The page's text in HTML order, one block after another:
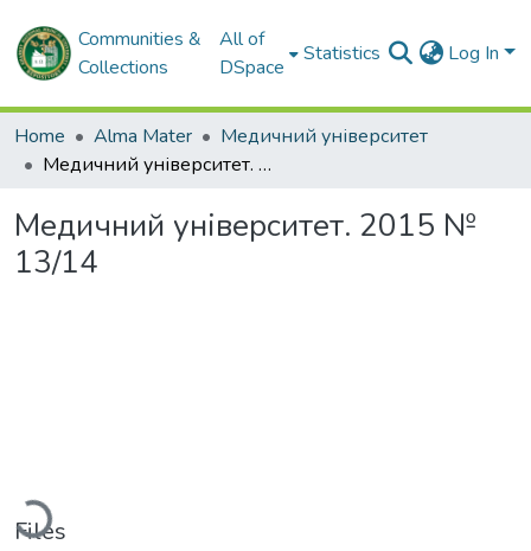
Communities &
Collections
All of
DSpace
Statistics Log In
Home Alma Mater
Медичний університет
Медичний університет. 2015 № 13/14
Медичний університет. 2015 №
13/14
Files